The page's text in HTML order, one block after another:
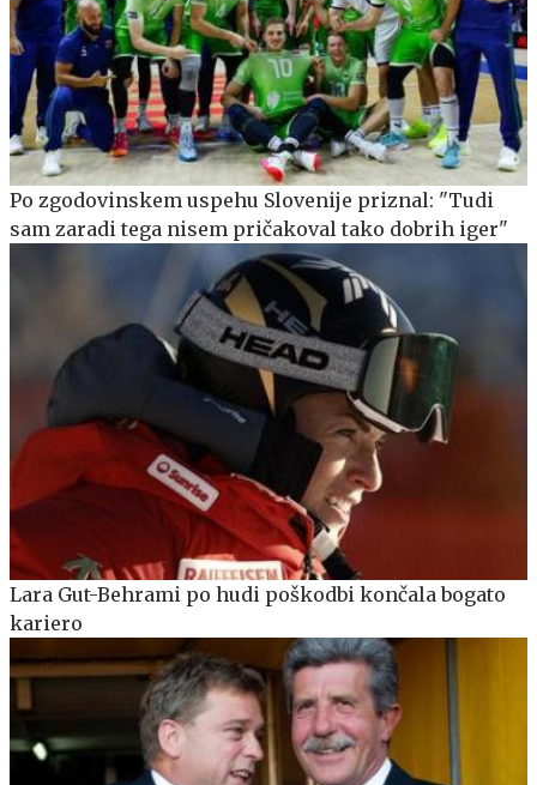
Po zgodovinskem uspehu Slovenije priznal: "Tudi
sam zaradi tega nisem pričakoval tako dobrih iger"
Lara Gut-Behrami po hudi poškodbi končala bogato
kariero